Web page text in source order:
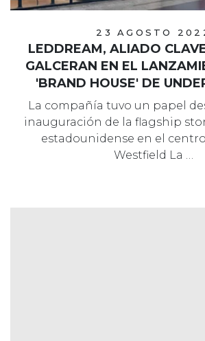
23 AGOSTO
LEDDREAM, ALIADO
GALCERAN EN EL
'BRAND HOUSE' DE
La compañía tuvo un papel
inauguración de la flagship
estadounidense en el
Westfield La …